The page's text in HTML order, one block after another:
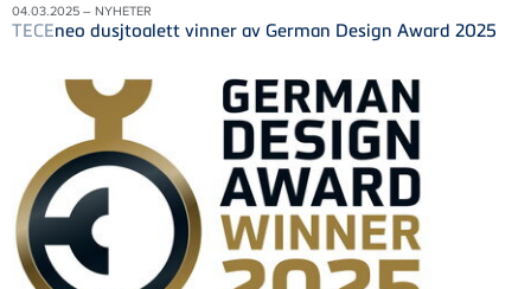
04.03.2025 – NYHETER
TECEneo dusjtoalett vinner av German Design Award 2025